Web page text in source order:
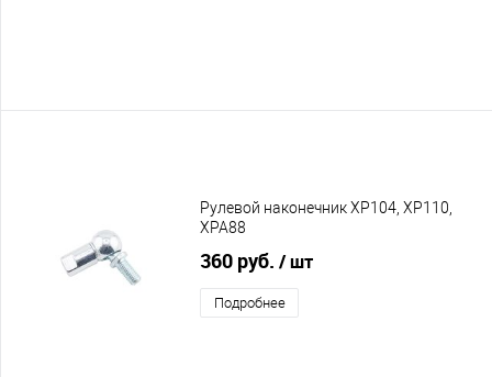
Рулевой наконечник XP104, XP110,
XPA88
360 руб. / шт
Подробнее